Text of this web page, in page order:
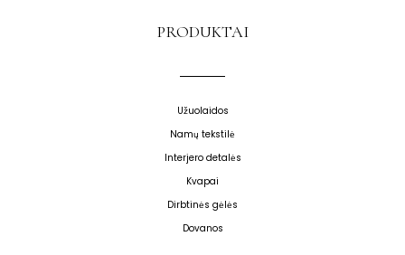
PRODUKTAI
Užuolaidos
Namų tekstilė
Interjero detalės
Kvapai
Dirbtinės gėlės
Dovanos